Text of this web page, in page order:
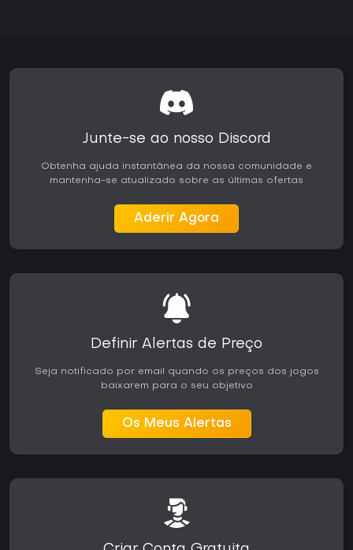
Junte-se ao nosso Discord
Obtenha ajuda instantânea da nossa comunidade e
mantenha-se atualizado sobre as últimas ofertas
Aderir Agora
Definir Alertas de Preço
Seja notificado por email quando os preços dos jogos
baixarem para o seu objetivo
Os Meus Alertas